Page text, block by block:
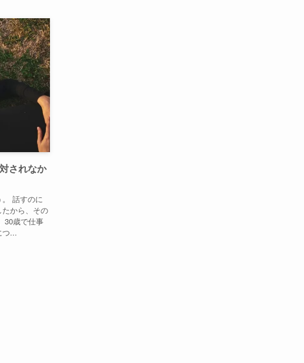
されなか
話すのに
から、その
30歳で仕事
つ...